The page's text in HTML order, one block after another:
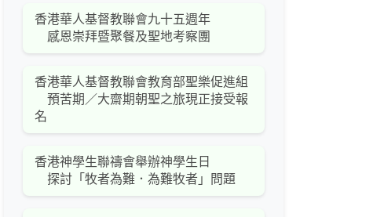
香港華人基督教聯會九十五週年
感恩崇拜暨聚餐及聖地考察團
香港華人基督教聯會教育部聖樂促進組
預苦期／大齋期朝聖之旅現正接受報
名
香港神學生聯禱會舉辦神學生日
探討「牧者為難．為難牧者」問題